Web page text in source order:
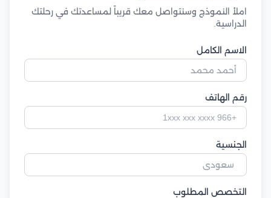
املأ النموذج وسنتواصل معك قريباً لمساعدتك في رحلتك
الدراسية.
الاسم الكامل
رقم الهاتف
الجنسية
التخصص المطلوب